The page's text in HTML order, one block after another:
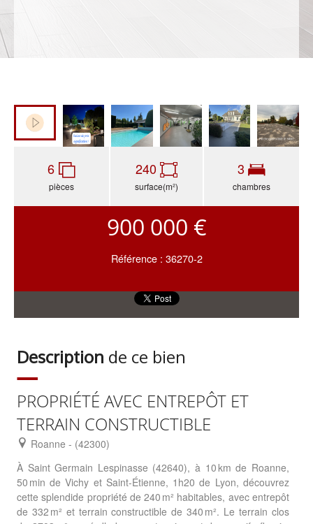
6
pièces
240
surface(m²)
3
chambres
900 000 €
Référence : 36270-2
Description de ce bien
PROPRIÉTÉ AVEC ENTREPÔT ET
TERRAIN CONSTRUCTIBLE
Roanne - (42300)
À Saint Germain Lespinasse (42640), à 10 km de Roanne,
50 min de Vichy et Saint-Étienne, 1h20 de Lyon, découvrez
cette splendide propriété de 240 m² habitables, avec entrepôt
de 332 m² et terrain constructible de 340 m². Le terrain clos